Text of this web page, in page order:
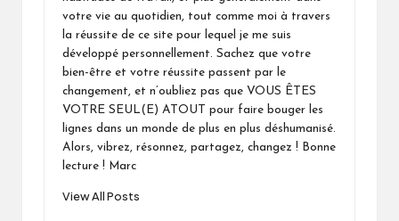
votre vie au quotidien, tout comme moi à travers
la réussite de ce site pour lequel je me suis
développé personnellement. Sachez que votre
bien-être et votre réussite passent par le
changement, et n’oubliez pas que VOUS ÊTES
VOTRE SEUL(E) ATOUT pour faire bouger les
lignes dans un monde de plus en plus déshumanisé.
Alors, vibrez, résonnez, partagez, changez ! Bonne
lecture ! Marc
View All Posts